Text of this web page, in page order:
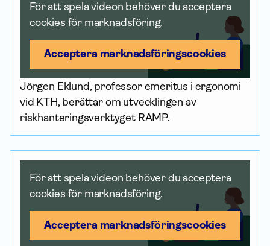
För att spela videon behöver du acceptera
cookies för marknadsföring.
Acceptera marknadsförings­cookies
Jörgen Eklund, professor emeritus i ergonomi
vid KTH, berättar om utvecklingen av
riskhanteringsverktyget RAMP.
För att spela videon behöver du acceptera
cookies för marknadsföring.
Acceptera marknadsförings­cookies